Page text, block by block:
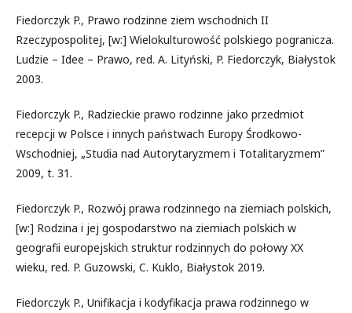
Fiedorczyk P., Prawo rodzinne ziem wschodnich II
Rzeczypospolitej, [w:] Wielokulturowość polskiego pogranicza.
Ludzie – Idee – Prawo, red. A. Lityński, P. Fiedorczyk, Białystok
2003.
Fiedorczyk P., Radzieckie prawo rodzinne jako przedmiot
recepcji w Polsce i innych państwach Europy Środkowo-
Wschodniej, „Studia nad Autorytaryzmem i Totalitaryzmem”
2009, t. 31.
Fiedorczyk P., Rozwój prawa rodzinnego na ziemiach polskich,
[w:] Rodzina i jej gospodarstwo na ziemiach polskich w
geografii europejskich struktur rodzinnych do połowy XX
wieku, red. P. Guzowski, C. Kuklo, Białystok 2019.
Fiedorczyk P., Unifikacja i kodyfikacja prawa rodzinnego w